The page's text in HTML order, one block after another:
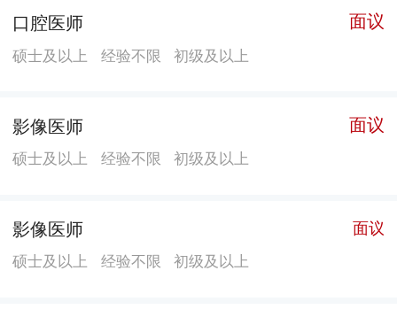
口腔医师 面议
硕士及以上 经验不限 初级及以上
影像医师 面议
硕士及以上 经验不限 初级及以上
影像医师 面议
硕士及以上 经验不限 初级及以上